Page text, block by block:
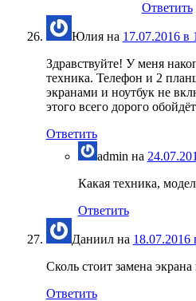
Ответить
Юлияна 17.07.2016 в
Здравствуйте! У меня
техника. Телефон и 2
экранами и ноутбук не
этого всего дорого
Ответить
admin на
Какая техника,
Ответить
Даниилна 18.07.2016
Сколь стоит замена
Ответить